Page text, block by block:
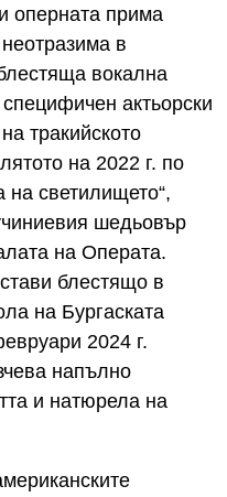
оперната прима
в
вокална
актьорски
тракийското
на 2022 г. по
светилището“,
шедьовър
на Операта.
блестящо в
на Бургаската
2024 г.
напълно
и натюрела на